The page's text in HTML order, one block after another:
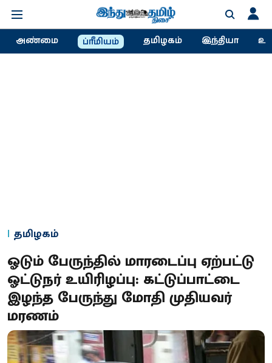
அண்மை ப்ரீமியம் தமிழகம் இந்தியா
தமிழகம்
ஓடும் பேருந்தில் மாரடைப்பு ஏற்பட்டு
ஓட்டுநர் உயிரிழப்பு: கட்டுப்பாட்டை
இழந்த பேருந்து மோதி முதியவர்
மரணம்